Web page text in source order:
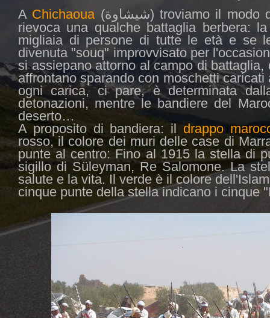
A Chichaoua(شيشاوة) troviamo il modo
rievoca una qualche battaglia berbera:
migliaia di persone di tutte le età e se
divenuta "souq" improvvisato per
si assiepano attorno al campo di
affrontano sparando con moschetti
ogni carica, ci pare, è determinata
detonazioni, mentre le bandiere del
deserto…
A proposito di bandiera: il drappo
rosso, il colore dei muri delle case di
punte al centro: Fino al 1915 la stella di
sigillo di Süleyman, Re Salomone. La
salute e la vita. Il verde è il colore
cinque punte della stella indicano i cinque